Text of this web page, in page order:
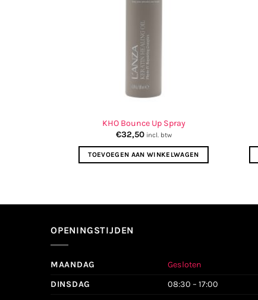
KHO Bounce Up Spray
€32,50 incl. btw
TOEVOEGEN AAN WINKELWAGEN
OPENINGSTIJDEN
MAANDAG
Gesloten
DINSDAG
08:30 – 17:00